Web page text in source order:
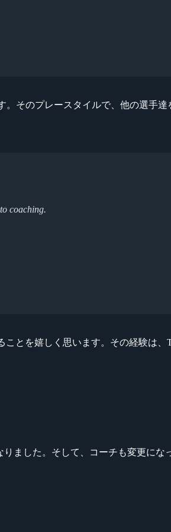
。そのプレースタイルで、他の選手
coaching.
とを嬉しく思います。その経験は、
ました。そして、コーチも変更にな